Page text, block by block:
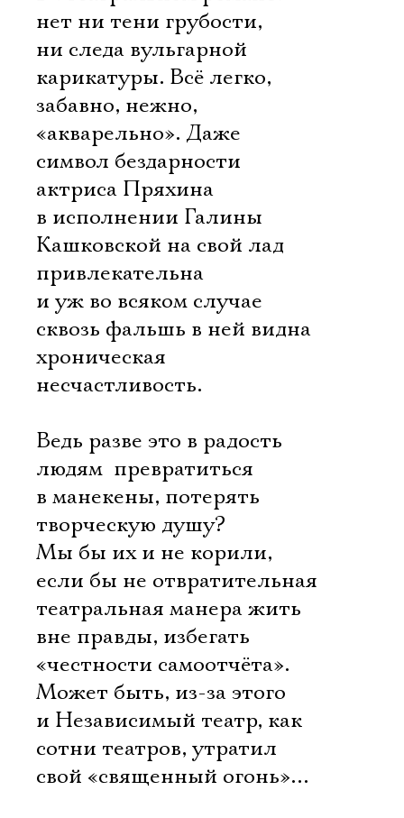
нет ни тени грубости,
ни следа вульгарной
карикатуры. Всё легко,
забавно, нежно,
«акварельно». Даже
символ бездарности 
актриса Пряхина 
в исполнении Галины
Кашковской на свой лад
привлекательна
и уж во всяком случае
сквозь фальшь в ней видна
хроническая
несчастливость.
Ведь разве это в радость
людям  превратиться
в манекены, потерять
творческую душу?
Мы бы их и не корили,
если бы не отвратительная
театральная манера жить
вне правды, избегать
«честности самоотчёта».
Может быть, из-за этого
и Независимый театр, как
сотни театров, утратил
свой «священный огонь»…